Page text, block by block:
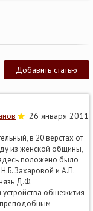
Добавить статью
26 января 2011
в 20 верстах от
из женской общины,
положено было
Захаровой и А.П.
Д.Ф.
общежития
преподобным